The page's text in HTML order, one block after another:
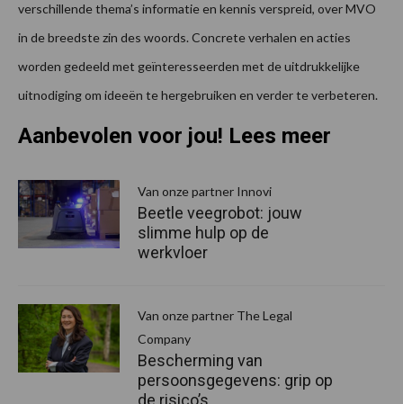
verschillende thema’s informatie en kennis verspreid, over MVO
in de breedste zin des woords. Concrete verhalen en acties
worden gedeeld met geïnteresseerden met de uitdrukkelijke
uitnodiging om ideeën te hergebruiken en verder te verbeteren.
Aanbevolen voor jou! Lees meer
Van onze partner Innovi
Beetle veegrobot: jouw
slimme hulp op de
werkvloer
Van onze partner The Legal
Company
Bescherming van
persoonsgegevens: grip op